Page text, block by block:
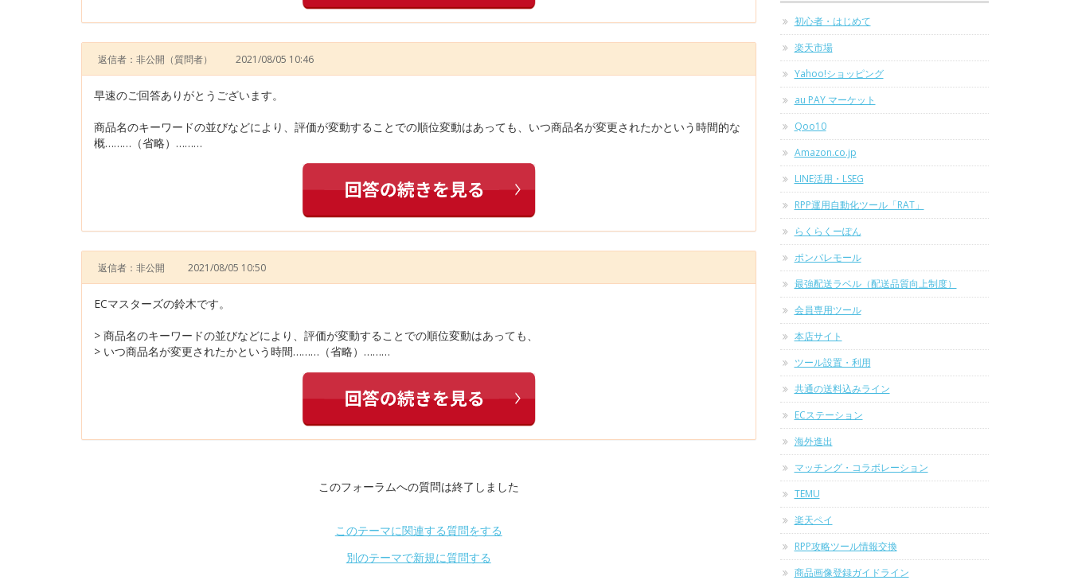
返信者：非公開 （質問者） 2021/08/05 10:46
早速のご回答ありがとうございます。
商品名のキーワードの並びなどにより、評価が変動することでの順位変動はあっても、いつ商品名が変更されたかという時間的な
概………（省略）………
返信者：非公開 2021/08/05 10:50
ECマスターズの鈴木です。
> 商品名のキーワードの並びなどにより、評価が変動することでの順位変動はあっても、
> いつ商品名が変更されたかという時間………（省略）………
このフォーラムへの質問は終了しました
このテーマに関連する質問をする
別のテーマで新規に質問する
初心者・はじめて
楽天市場
Yahoo!ショッピング
au PAY マーケット
Qoo10
Amazon.co.jp
LINE活用・LSEG
RPP運用自動化ツール「RAT」
らくらくーぽん
ポンパレモール
最強配送ラベル（配送品質向上制度）
会員専用ツール
本店サイト
ツール設置・利用
共通の送料込みライン
ECステーション
海外進出
マッチング・コラボレーション
TEMU
楽天ペイ
RPP攻略ツール情報交換
商品画像登録ガイドライン